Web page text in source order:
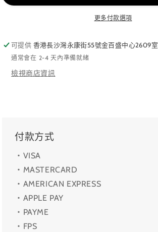
更多付款選項
可提供 香港長沙灣永康街55號金百盛中心2609室
通常會在 2-4 天內準備就緒
檢視商店資訊
付款方式
・VISA
・MASTERCARD
・AMERICAN EXPRESS
・APPLE PAY
・PAYME
・FPS